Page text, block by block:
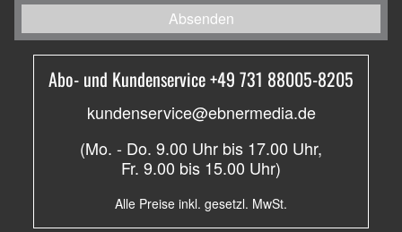
Absenden
Abo- und Kundenservice +49 731 88005-8205
kundenservice@ebnermedia.de
(Mo. - Do. 9.00 Uhr bis 17.00 Uhr,
Fr. 9.00 bis 15.00 Uhr)
Alle Preise inkl. gesetzl. MwSt.